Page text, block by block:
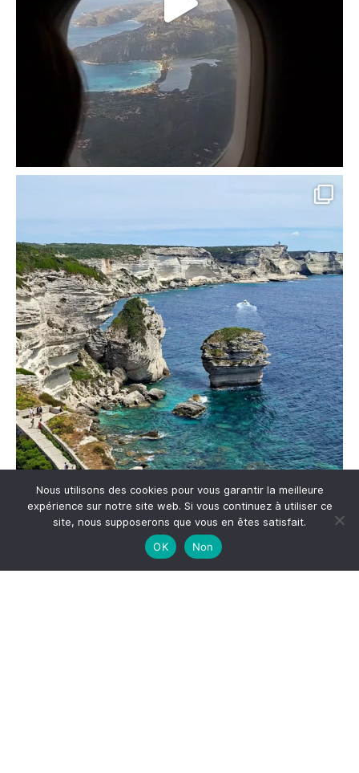
Me suivre sur Instagram
Nous utilisons des cookies pour vous garantir la meilleure
expérience sur notre site web. Si vous continuez à utiliser ce
site, nous supposerons que vous en êtes satisfait.
OK
Non